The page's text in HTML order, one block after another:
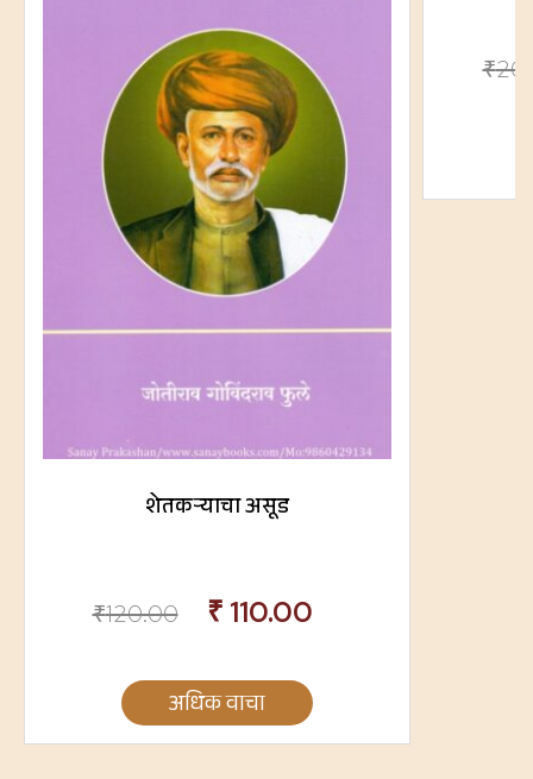
शेतकऱ्याचा असूड
₹120.00 ₹ 110.00
अधिक वाचा
₹